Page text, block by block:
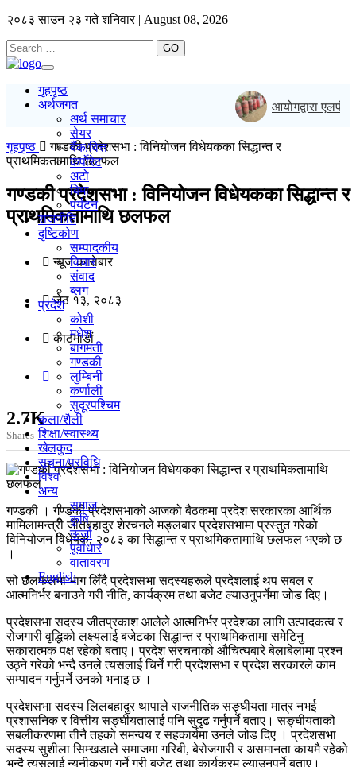
२०८३ साउन २३ गते शनिवार | August 08, 2026
GO
Toggle
navigation
गृहपृष्ठ
अर्थजगत
अर्थ समाचार
सेयर
बैंक/वित्त
कर्पोरेट
अटो
बिमा
पर्यटन
राजनीति
दृष्टिकोण
सम्पादकीय
विचार
संवाद
ब्लग
प्रदेश
कोशी
मधेश
बागमती
गण्डकी
लुम्बिनी
कर्णाली
सुदूरपश्चिम
कला/शैली
शिक्षा/स्वास्थ्य
खेलकुद
सूचना/प्रविधि
विश्व
अन्य
समाज
कृषि
ऊर्जा
पूर्वाधार
वातावरण
English
आयोगद्वारा एलपी
गृहपृष्ठ
गण्डकी प्रदेशसभा : विनियोजन विधेयकका सिद्धान्त र
प्राथमिकतामाथि छलफल
गण्डकी प्रदेशसभा : विनियोजन विधेयकका सिद्धान्त र
प्राथमिकतामाथि छलफल
न्यूज काराेबार
जेठ १३, २०८३
काठमाडाैं
2.7K
Shares
गण्डकी । गण्डकी प्रदेशसभाको आजको बैठकमा प्रदेश सरकारका आर्थिक
मामिलामन्त्री जीतबहादुर शेरचनले मङ्लबार प्रदेशसभामा प्रस्तुत गरेको
विनियोजन विधेयक, २०८३ का सिद्धान्त र प्राथमिकतामाथि छलफल भएको छ
।
सो छलफलमा भाग लिँदै प्रदेशसभा सदस्यहरूले प्रदेशलाई थप सबल र
आत्मनिर्भर बनाउने गरी नीति, कार्यक्रम तथा बजेट ल्याउनुपर्नेमा जोड दिए।
प्रदेशसभा सदस्य जीतप्रकाश आलेले आत्मनिर्भर प्रदेशका लागि उत्पादकत्व र
रोजगारी वृद्धिको लक्ष्यलाई बजेटका सिद्धान्त र प्राथमिकतामा समेटिनु
सकारात्मक पक्ष रहेको बताए। प्रदेश संरचनाको औचित्यबारे बेलाबेलामा प्रश्न
उठ्ने गरेको भन्दै उनले त्यसलाई चिर्ने गरी प्रदेशसभा र प्रदेश सरकारले काम
सम्पादन गर्नुपर्ने उनको भनाइ छ ।
प्रदेशसभा सदस्य लिलबहादुर थापाले राजनीतिक सङ्घीयता मात्र नभई
प्रशासनिक र वित्तीय सङ्घीयतालाई पनि सुदृढ गर्नुपर्ने बताए। सङ्घीयताको
सबलीकरणमा तीनै तहको समन्वय र सहकार्यमा उनले जोड दिए । प्रदेशसभा
सदस्य सुशीला सिम्खडाले समाजमा गरिबी, बेरोजगारी र असमानता कायमै रहेको
भन्दै त्यसलाई न्यूनीकरण गर्ने गरी बजेट तथा कार्यक्रम ल्याउनुपर्ने बताए।